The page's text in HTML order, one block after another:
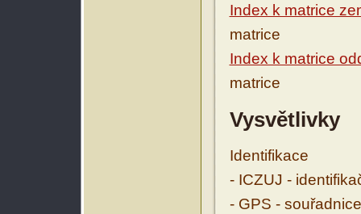
Index k matrice
matrice
Index k matrice
matrice
Vysvětlivky
Identifikace
- ICZUJ -
- GPS -